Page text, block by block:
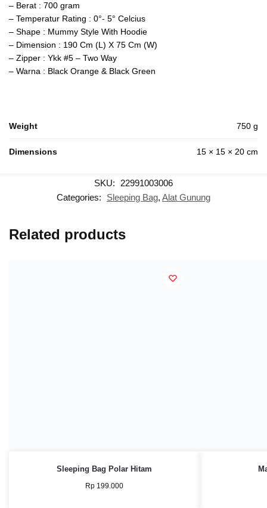
– Berat : 700 gram
– Temperatur Rating : 0°- 5° Celcius
– Shape : Mummy Style With Hoodie
– Dimension : 190 Cm (L) X 75 Cm (W)
– Zipper : Ykk #5 – Two Way
– Warna : Black Orange & Black Green
Weight 750 g
Dimensions 15 × 15 × 20 cm
SKU:
22991003006
Categories:
Sleeping Bag, Alat Gunung
Related products
Sleeping Bag Polar Hitam
Rp 199.000